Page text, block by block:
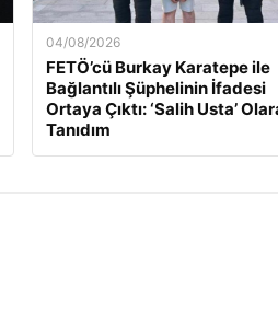
04/08/2026
FETÖ’cü Burkay Karatepe ile
Bağlantılı Şüphelinin İfadesi
Ortaya Çıktı: ‘Salih Usta’
Tanıdım